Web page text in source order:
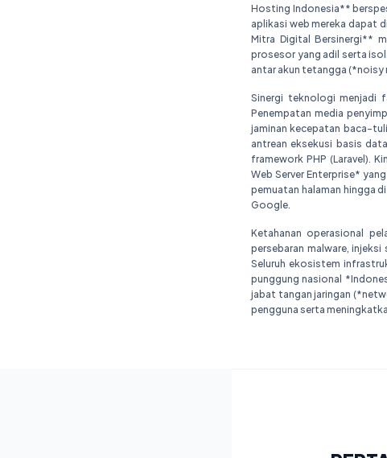
Hosting Indonesia**
aplikasi web mereka dapat
Mitra Digital Bersinergi**
prosesor yang adil serta
antar akun tetangga (*noisy
Sinergi teknologi menjadi
Penempatan media
jaminan kecepatan baca-
antrean eksekusi basis
framework PHP (Laravel).
Web Server Enterprise*
pemuatan halaman hingga
Google.
Ketahanan operasional
persebaran malware,
Seluruh ekosistem
punggung nasional
jabat tangan jaringan
pengguna serta